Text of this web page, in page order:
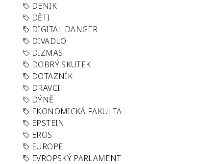
DENIK
DĚTI
DIGITAL DANGER
DIVADLO
DIZMAS
DOBRÝ SKUTEK
DOTAZNÍK
DRAVCI
DÝNĚ
EKONOMICKÁ FAKULTA
EPSTEIN
EROS
EUROPE
EVROPSKÝ PARLAMENT